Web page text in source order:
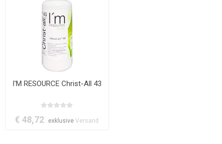
I'M RESOURCE Christ-All 43
€ 48,72 exklusiveVersand